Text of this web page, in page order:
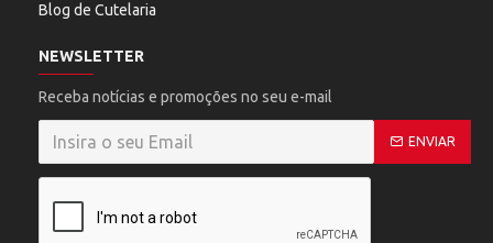
Blog de Cutelaria
NEWSLETTER
Receba notícias e promoções no seu e-mail
ENVIAR